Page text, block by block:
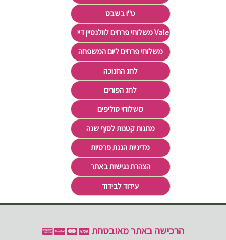
ט"ו בשבט
משלוחי פרחים לוולנטיין דיי Valentine's Day
משלוחי פרחים ליום המשפחה
לחג החנוכה
לחג הפורים
משלוחי טוליפים
מתנות קטנות לסוף שנה
מדיניות הגנת פרטיות
הצהרת נגישות באתר
עידוד לבידוד
הרכישה באתר מאובטחת